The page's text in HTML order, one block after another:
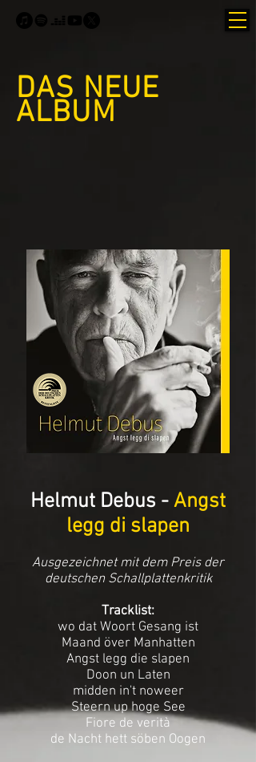
DAS NEUE
ALBUM
Helmut Debus -Angst
legg di slapen
Ausgezeichnet mit dem Preis der
deutschen Schallplattenkritik
Tracklist:
wo dat Woort Gesang ist
Maand över Manhatten
Angst legg die slapen
Doon un Laten
midden in't noweer
Steern up hoge See
Fiore de verità
de Nacht hett söben Oogen